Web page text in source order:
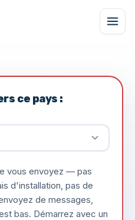
ce pays :
vous envoyez — pas
d'installation, pas de
de messages,
bas. Démarrez avec un